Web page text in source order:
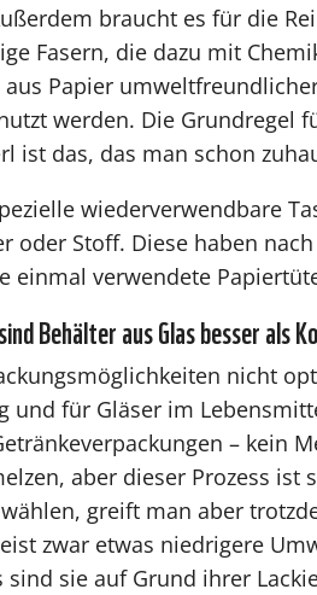
braucht es für die
Fasern, die dazu mit
Papier
werden. Die Grundregel
ist das, das man schon
wiederverwendbare
oder Stoff. Diese haben
einmal verwendete
Behälter aus Glas besser als
nicht
und für Gläser im
– kein
aber dieser Prozess ist
greift man aber
zwar etwas niedrigere
sind sie auf Grund ihrer